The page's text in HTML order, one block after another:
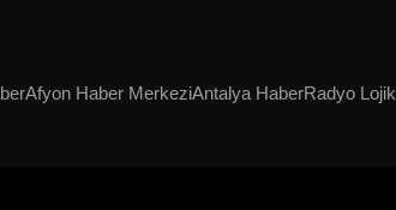
Afyon Haber MerkeziAntalya HaberRadyo Lojik